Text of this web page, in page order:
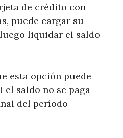
de crédito con
puede cargar su
liquidar el saldo
esta opción puede
el saldo no se paga
del período